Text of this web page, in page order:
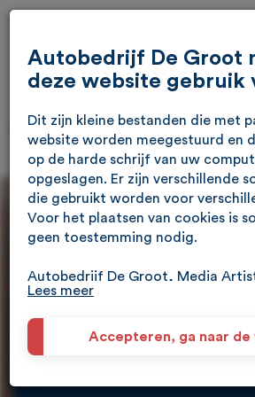
Helaas...
Autobedrijf De Groot
deze website gebruik
Dit zijn kleine bestanden die met
website worden meegestuurd en
op de harde schrijf van uw
opgeslagen. Er zijn verschillende
die gebruikt worden voor
Voor het plaatsen van cookies is
geen toestemming nodig.
Autobedrijf De Groot, Media
(waaronder Google) verzamelen
waaronder cookies meer
apparaat, locatie, browser en
Google Privacybeleid en hun
Lees meer
Accepteren, ga naar de